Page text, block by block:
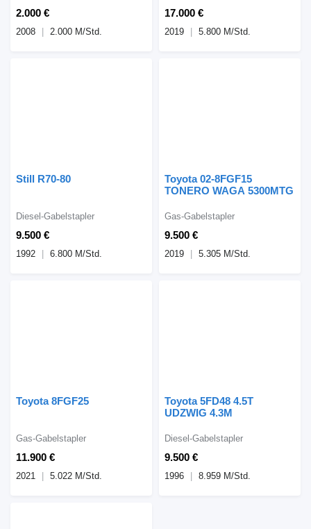
2.000 €
2008 2.000 M/Std.
17.000 €
2019 5.800 M/Std.
Still R70-80
9.500 €
Diesel-Gabelstapler
1992 6.800 M/Std.
Toyota 02-8FGF15
TONERO WAGA 5300MTG
9.500 €
Gas-Gabelstapler
2019 5.305 M/Std.
Toyota 8FGF25
11.900 €
Gas-Gabelstapler
2021 5.022 M/Std.
Toyota 5FD48 4.5T
UDZWIG 4.3M
9.500 €
Diesel-Gabelstapler
1996 8.959 M/Std.